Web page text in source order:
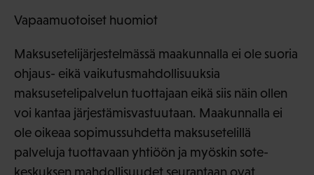
Vapaamuotoiset huomiot
Maksusetelijärjestelmässä maakunnalla ei ole suoria
ohjaus- eikä vaikutusmahdollisuuksia
maksusetelipalvelun tuottajaan eikä siis näin ollen
voi kantaa järjestämisvastuutaan. Maakunnalla ei
ole oikeaa sopimussuhdetta maksusetelillä
palveluja tuottavaan yhtiöön ja myöskin sote-
keskuksen mahdollisuudet seurantaan ovat